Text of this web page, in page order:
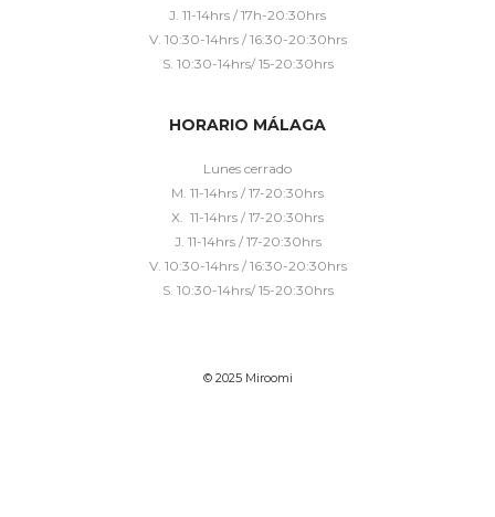
J. 11-14hrs / 17h-20:30hrs
V. 10:30-14hrs / 16:30-20:30hrs
S. 10:30-14hrs/ 15-20:30hrs
HORARIO MÁLAGA
Lunes cerrado
M. 11-14hrs / 17-20:30hrs
X. 11-14hrs / 17-20:30hrs
J. 11-14hrs / 17-20:30hrs
V. 10:30-14hrs / 16:30-20:30hrs
S. 10:30-14hrs/ 15-20:30hrs
© 2025 Miroomi